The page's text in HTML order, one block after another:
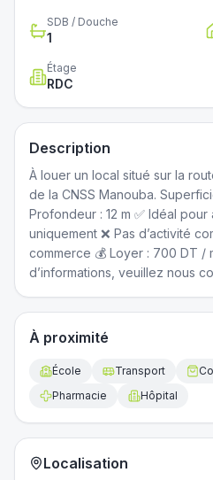
SDB / Douche
1
Étage
RDC
Description
À louer un local situé sur la
de la CNSS Manouba.
Profondeur : 12 m ✅ Idéal
uniquement ❌ Pas d’activité
commerce 💰 Loyer : 700 DT /
d’informations, veuillez nous
À proximité
École Transport
Pharmacie
Hôpital
Localisation